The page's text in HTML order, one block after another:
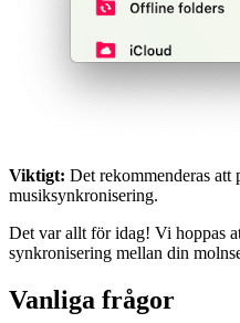
Viktigt: Det rekommenderas
musiksynkronisering.
Det var allt för idag! Vi hoppas
synkronisering mellan din
Vanliga frågor